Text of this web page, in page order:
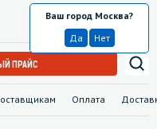
Оплата
Москва
Ваш город Москва?
Да
Нет
ПРАЙС